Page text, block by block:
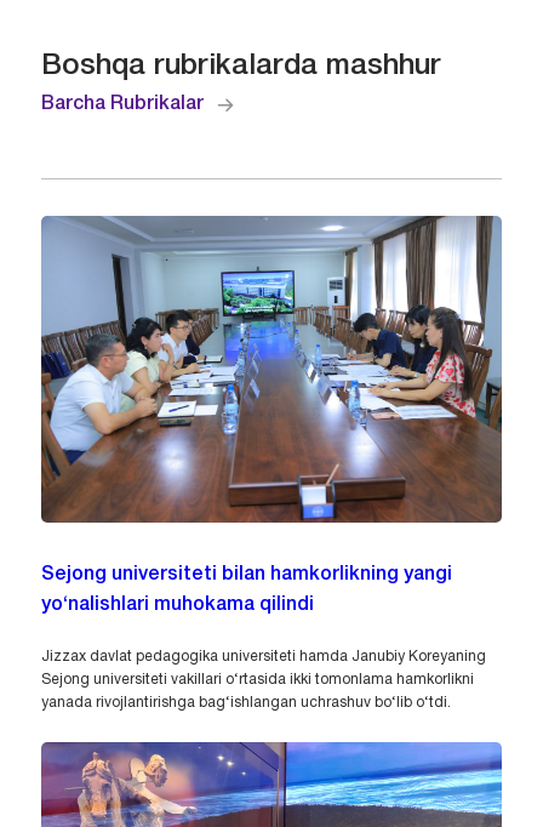
Boshqa rubrikalarda mashhur
Barcha Rubrikalar
Sejong universiteti bilan hamkorlikning yangi
yo‘nalishlari muhokama qilindi
Jizzax davlat pedagogika universiteti hamda Janubiy Koreyaning
Sejong universiteti vakillari o‘rtasida ikki tomonlama hamkorlikni
yanada rivojlantirishga bag‘ishlangan uchrashuv bo‘lib o‘tdi.